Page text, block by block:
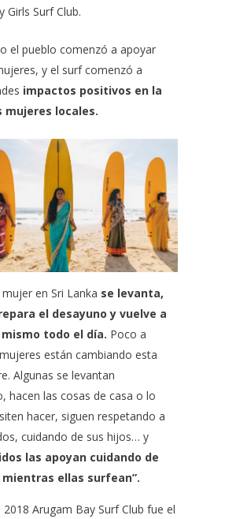
Girls Surf Club.
el pueblo comenzó a apoyar
y el surf comenzó a
impactos positivos en la
mujeres locales.
mujer en Sri Lanka se levanta,
el desayuno y vuelve a
todo el día. Poco a
están cambiando esta
Algunas se levantan
hacen las cosas de casa o lo
hacer, siguen respetando a
cuidando de sus hijos… y
las apoyan cuidando de
ellas surfean”.
2018 Arugam Bay Surf Club fue el